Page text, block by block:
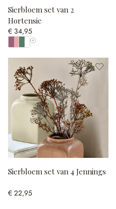
Sierbloem set van 2
Hortensie
€ 34,95
Toon alle kleuren
Sierbloem set van 4 Jennings
€ 22,95